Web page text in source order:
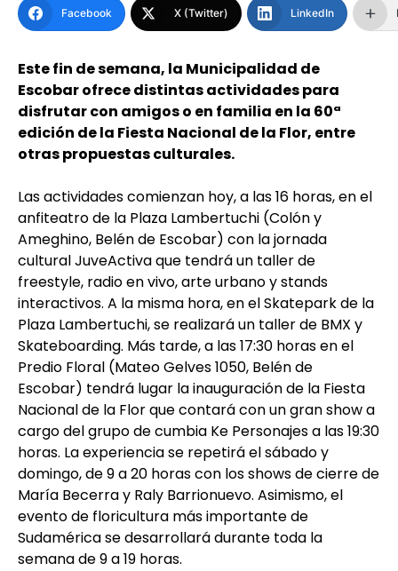
Facebook X (Twitter) LinkedIn
Este fin de semana, la Municipalidad de
Escobar ofrece distintas actividades para
disfrutar con amigos o en familia en la 60ª
edición de la Fiesta Nacional de la Flor, entre
otras propuestas culturales.
Las actividades comienzan hoy, a las 16 horas, en el
anfiteatro de la Plaza Lambertuchi (Colón y
Ameghino, Belén de Escobar) con la jornada
cultural JuveActiva que tendrá un taller de
freestyle, radio en vivo, arte urbano y stands
interactivos. A la misma hora, en el Skatepark de la
Plaza Lambertuchi, se realizará un taller de BMX y
Skateboarding. Más tarde, a las 17:30 horas en el
Predio Floral (Mateo Gelves 1050, Belén de
Escobar) tendrá lugar la inauguración de la Fiesta
Nacional de la Flor que contará con un gran show a
cargo del grupo de cumbia Ke Personajes a las 19:30
horas. La experiencia se repetirá el sábado y
domingo, de 9 a 20 horas con los shows de cierre de
María Becerra y Raly Barrionuevo. Asimismo, el
evento de floricultura más importante de
Sudamérica se desarrollará durante toda la
semana de 9 a 19 horas.